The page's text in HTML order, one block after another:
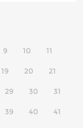
9 10 11
19 20 21
29 30 31
39 40 41